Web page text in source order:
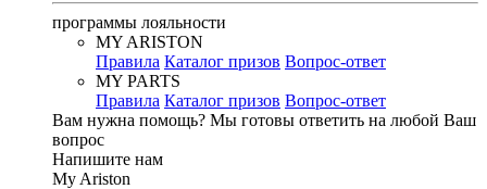
программы лояльности
MY ARISTON
Правила Каталог призов Вопрос-ответ
MY PARTS
Правила Каталог призов Вопрос-ответ
Вам нужна помощь? Мы готовы ответить на любой Ваш
вопрос
Напишите нам
My Ariston